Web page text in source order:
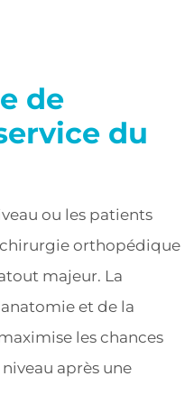
de
du
ou les patients
orthopédique
majeur. La
et de la
les chances
après une